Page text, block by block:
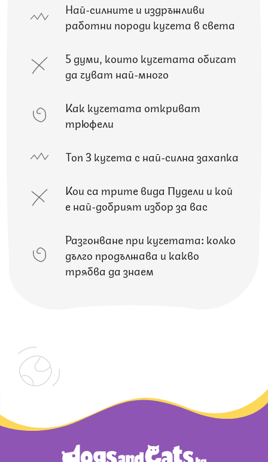
Най-силните и издръжливи
работни породи кучета в света
5 думи, които кучетата обичат
да чуват най-много
Как кучетата откриват
трюфели
Топ 3 кучета с най-силна захапка
Кои са трите вида Пудели и кой
е най-добрият избор за вас
Разгонване при кучетата: колко
дълго продължава и какво
трябва да знаем